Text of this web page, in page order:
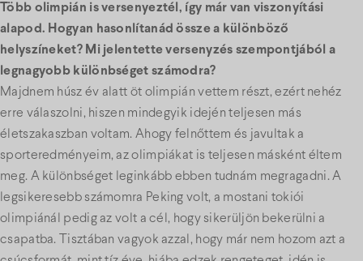
Több olimpián is versenyeztél, így már van viszonyítási
alapod. Hogyan hasonlítanád össze a különböző
helyszíneket? Mi jelentette versenyzés szempontjából a
legnagyobb különbséget számodra?
Majdnem húsz év alatt öt olimpián vettem részt, ezért nehéz
erre válaszolni, hiszen mindegyik idején teljesen más
életszakaszban voltam. Ahogy felnőttem és javultak a
sporteredményeim, az olimpiákat is teljesen másként éltem
meg. A különbséget leginkább ebben tudnám megragadni. A
legsikeresebb számomra Peking volt, a mostani tokiói
olimpiánál pedig az volt a cél, hogy sikerüljön bekerülni a
csapatba. Tisztában vagyok azzal, hogy már nem hozom azt a